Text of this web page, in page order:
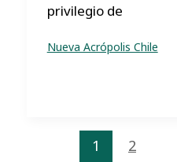
privilegio de
Nueva Acrópolis Chile
1 2